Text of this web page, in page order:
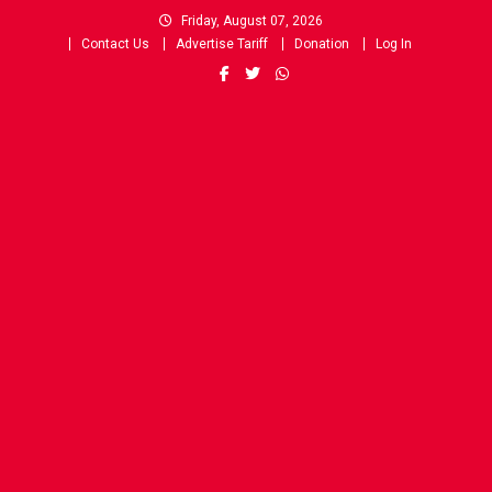
Friday, August 07, 2026
Contact Us
Advertise Tariff Donation Log In